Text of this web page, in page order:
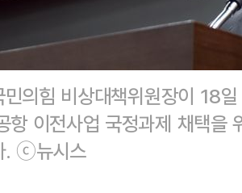
의힘 비상대책위원장이 18
항 이전사업 국정과제 채택을
. ⓒ뉴시스